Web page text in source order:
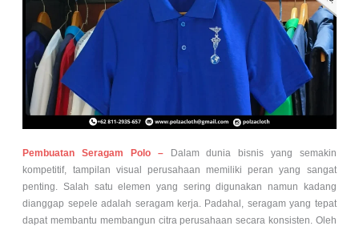
Pembuatan Seragam Polo –
Dalam dunia bisnis yang semakin
kompetitif, tampilan visual perusahaan memiliki peran yang sangat
penting. Salah satu elemen yang sering digunakan namun kadang
dianggap sepele adalah seragam kerja. Padahal, seragam yang tepat
dapat membantu membangun citra perusahaan secara konsisten. Oleh